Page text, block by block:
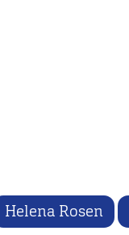
Helena Rosen